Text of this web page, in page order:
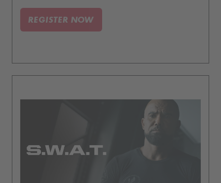
REGISTER NOW